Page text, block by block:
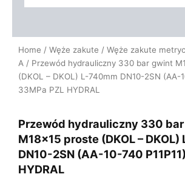
Home / Węże zakute / Węże zakute
A / Przewód hydrauliczny 330 bar gwint
(DKOL – DKOL) L-740mm DN10-2SN (AA-
33MPa PZL HYDRAL
Przewód hydrauliczny 330
M18x15 proste (DKOL – DKOL)
DN10-2SN (AA-10-740
HYDRAL